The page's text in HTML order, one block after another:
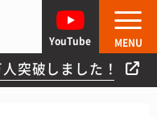
突破しました！
YouTube MENU